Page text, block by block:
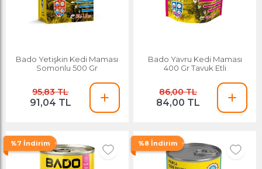
Bado Yetişkin Kedi Maması
Somonlu 500 Gr
95,83 TL
91,04 TL
Bado Yavru Kedi Maması
400 Gr Tavuk Etli
86,00 TL
84,00 TL
%7 İndirim %8 İndirim